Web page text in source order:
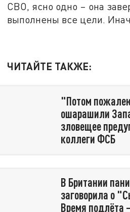
СВО, ясно одно – она
выполнены все цели.
ЧИТАЙТЕ ТАКЖЕ:
"Потом
ошарашили
зловещее
коллеги ФСБ
В Британии
заговорила о
Время подлёта